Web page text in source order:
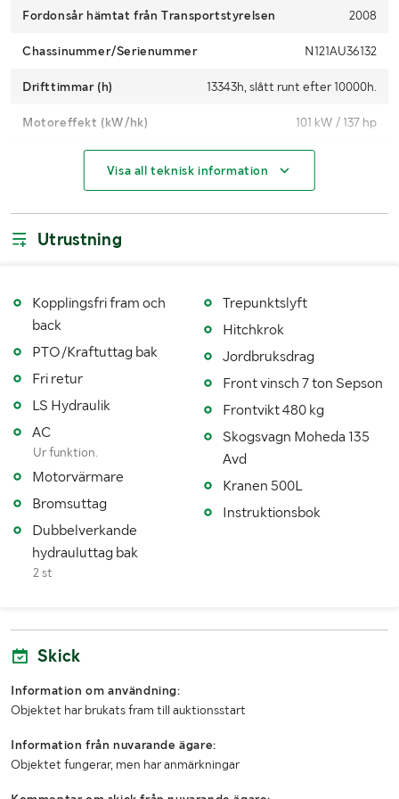
Fordonsår hämtat från Transportstyrelsen 2008
Chassinummer/Serienummer N121AU36132
Drifttimmar (h) 13343h, slått runt efter 10000h.
Motoreffekt (kW/hk) 101 kW / 137 hp
Maxhastighet (km/h)
Dimensioner däck fram
Dimensioner däck bak 600/65R38
1
Fordonsstatus
Senaste godkända besiktning
Importerad
Totalvikt (kg)
Längd (mm)
Visa all teknisk information
Utrustning
Kopplingsfri fram och
back
PTO/Kraftuttag bak
Fri retur
LS Hydraulik
AC
Ur funktion.
Motorvärmare
Bromsuttag
Dubbelverkande
hydrauluttag bak
2 st
Trepunktslyft
Hitchkrok
Jordbruksdrag
Front vinsch 7 ton Sepson
Frontvikt 480 kg
Skogsvagn Moheda 135
Avd
Kranen 500L
Instruktionsbok
Skick
Information om användning:
Objektet har brukats fram till auktionsstart
Information från nuvarande ägare:
Objektet fungerar, men har anmärkningar